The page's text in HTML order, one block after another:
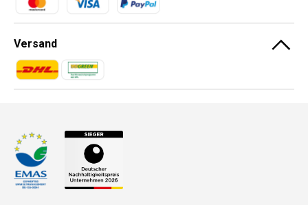
Versand
Zahlungsmethoden
Zahlungsmethoden